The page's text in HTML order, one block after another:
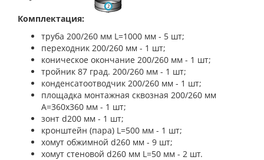
Комплектация:
труба 200/260 мм L=1000 мм - 5 шт;
переходник 200/260 мм - 1 шт;
коническое окончание 200/260 мм - 1 шт;
тройник 87 град. 200/260 мм - 1 шт;
конденсатоотводчик 200/260 мм - 1 шт;
площадка монтажная сквозная 200/260 мм
A=360х360 мм - 1 шт;
зонт d200 мм - 1 шт;
кронштейн (пара) L=500 мм - 1 шт;
хомут обжимной d260 мм - 9 шт;
хомут стеновой d260 мм L=50 мм - 2 шт.